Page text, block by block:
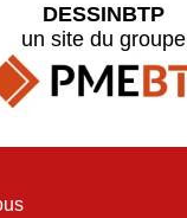
DESSINBTP
un site du groupe